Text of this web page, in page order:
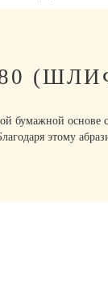
бумажной основе
этому